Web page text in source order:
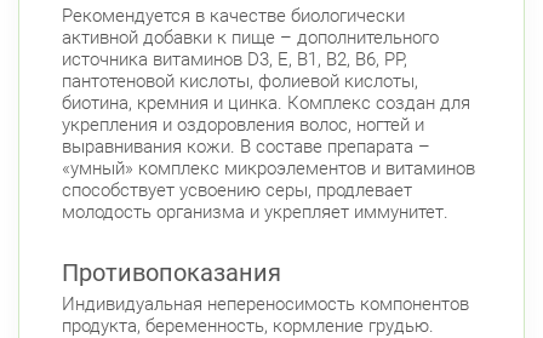
Рекомендуется в качестве биологически
активной добавки к пище – дополнительного
источника витаминов D3, Е, В1, В2, В6, РР,
пантотеновой кислоты, фолиевой кислоты,
биотина, кремния и цинка. Комплекс создан для
укрепления и оздоровления волос, ногтей и
выравнивания кожи. В составе препарата –
«умный» комплекс микроэлементов и витаминов
способствует усвоению серы, продлевает
молодость организма и укрепляет иммунитет.
Противопоказания
Индивидуальная непереносимость компонентов
продукта, беременность, кормление грудью.